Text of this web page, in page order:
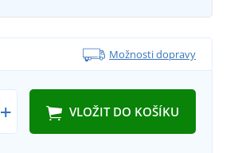
Možnosti dopravy
+ VLOŽIT DO KOŠÍKU